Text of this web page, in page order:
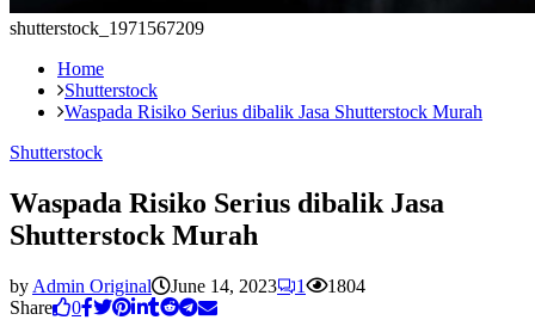
shutterstock_1971567209
Home
Shutterstock
Waspada Risiko Serius dibalik Jasa Shutterstock Murah
Shutterstock
Waspada Risiko Serius dibalik Jasa
Shutterstock Murah
by Admin Original June 14, 2023 1
1804
Share
0